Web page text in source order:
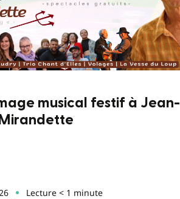
musical festif à Jean-
Lecture < 1 minute